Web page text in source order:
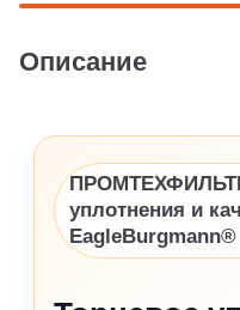
Описание
уплотнения и
EagleBurgmann®